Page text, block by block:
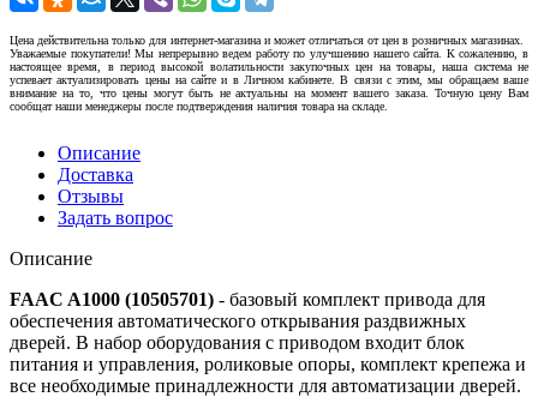
Цена действительна только для интернет-магазина и может отличаться от цен в розничных магазинах.
Уважаемые покупатели! Мы непрерывно ведем работу по улучшению нашего сайта. К сожалению, в
настоящее время, в период высокой волатильности закупочных цен на товары, наша система не
успевает актуализировать цены на сайте и в Личном кабинете. В связи с этим, мы обращаем ваше
внимание на то, что цены могут быть не актуальны на момент вашего заказа. Точную цену Вам
сообщат наши менеджеры после подтверждения наличия товара на складе.
Описание
Доставка
Отзывы
Задать вопрос
Описание
FAAC A1000 (10505701) - базовый комплект привода для
обеспечения автоматического открывания раздвижных
дверей. В набор оборудования с приводом входит блок
питания и управления, роликовые опоры, комплект крепежа и
все необходимые принадлежности для автоматизации дверей.